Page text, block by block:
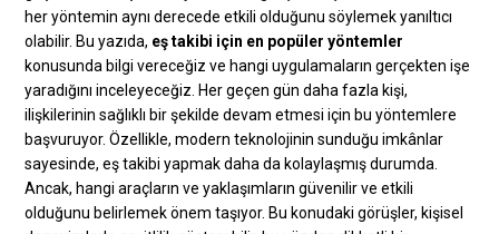
her yöntemin aynı derecede etkili olduğunu söylemek yanıltıcı
olabilir. Bu yazıda, eş takibi için en popüler yöntemler
konusunda bilgi vereceğiz ve hangi uygulamaların gerçekten işe
yaradığını inceleyeceğiz. Her geçen gün daha fazla kişi,
ilişkilerinin sağlıklı bir şekilde devam etmesi için bu yöntemlere
başvuruyor. Özellikle, modern teknolojinin sunduğu imkânlar
sayesinde, eş takibi yapmak daha da kolaylaşmış durumda.
Ancak, hangi araçların ve yaklaşımların güvenilir ve etkili
olduğunu belirlemek önem taşıyor. Bu konudaki görüşler, kişisel